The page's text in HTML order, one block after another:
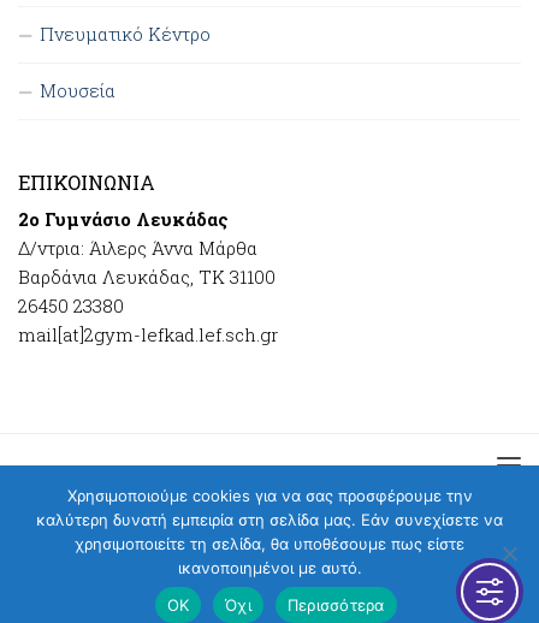
Πνευματικό Κέντρο
Μουσεία
ΕΠΙΚΟΙΝΩΝΊΑ
2ο Γυμνάσιο Λευκάδας
Δ/ντρια: Άιλερς Άννα Μάρθα
Βαρδάνια Λευκάδας, ΤΚ 31100
26450 23380
mail[at]2gym-lefkad.lef.sch.gr
2ο Γυμνάσιο Λευκάδας © 2026.
Χρησιμοποιούμε cookies για να σας προσφέρουμε την
καλύτερη δυνατή εμπειρία στη σελίδα μας. Εάν συνεχίσετε να
χρησιμοποιείτε τη σελίδα, θα υποθέσουμε πως είστε
ικανοποιημένοι με αυτό.
ΟΚ
Όχι Περισσότερα